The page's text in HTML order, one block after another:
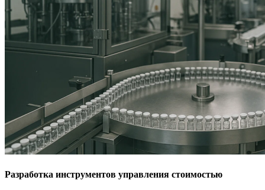
Разработка инструментов управления стоимостью